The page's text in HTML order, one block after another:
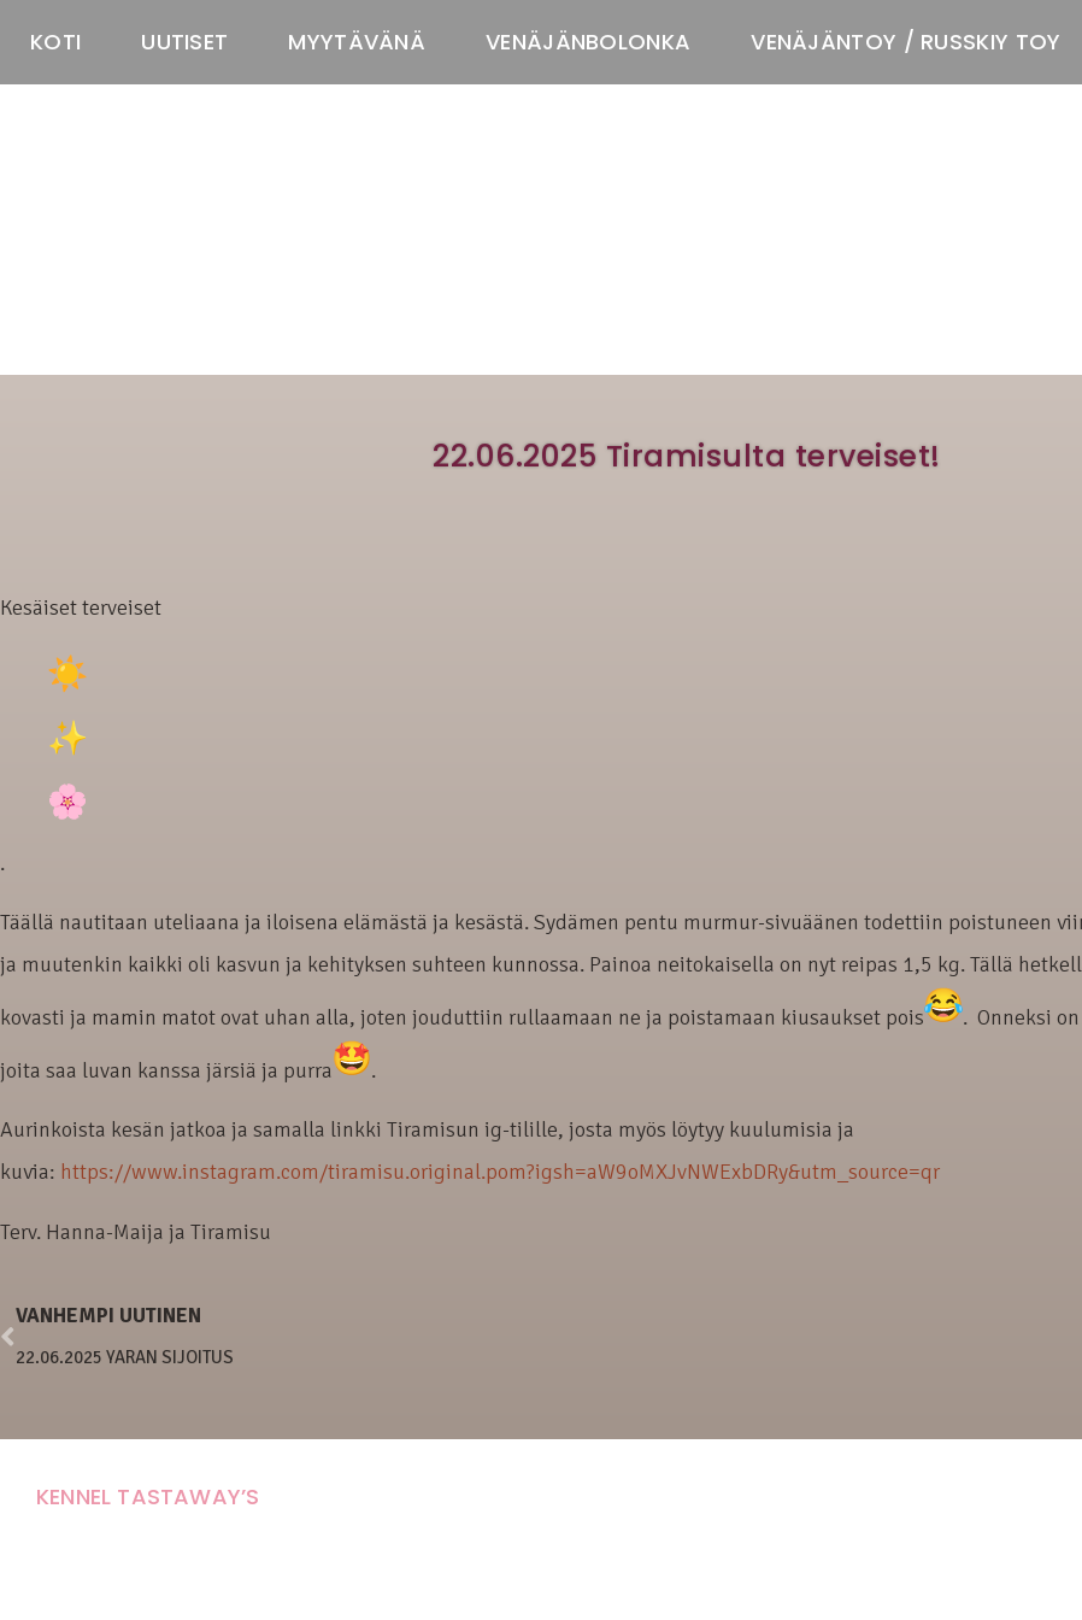
KOTI UUTISET MYYTÄVÄNÄ VENÄJÄNBOLONKA VENÄJÄNTOY / RUSSKIY TOY
22.06.2025 Tiramisulta terveiset!
Kesäiset terveiset
.
Täällä nautitaan uteliaana ja iloisena elämästä ja kesästä. Sydämen pentu murmur-sivuäänen todettiin poistuneen
ja muutenkin kaikki oli kasvun ja kehityksen suhteen kunnossa. Painoa neitokaisella on nyt reipas 1,5 kg. Tällä
kovasti ja mamin matot ovat uhan alla, joten jouduttiin rullaamaan ne ja poistamaan kiusaukset pois
. Onneksi
joita saa luvan kanssa järsiä ja purra
.
Aurinkoista kesän jatkoa ja samalla linkki Tiramisun ig-tilille, josta myös löytyy kuulumisia ja
kuvia: https://www.instagram.com/tiramisu.original.pom?igsh=aW9oMXJvNWExbDRy&utm_source=qr
Terv. Hanna-Maija ja Tiramisu
VANHEMPI UUTINEN
22.06.2025 YARAN SIJOITUS
KENNEL TASTAWAY’S